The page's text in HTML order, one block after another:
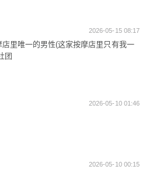
2026-05-15 08:17
里唯一的男性(这家按摩店里只有我一
团
2026-05-10 01:46
2026-05-10 00:15